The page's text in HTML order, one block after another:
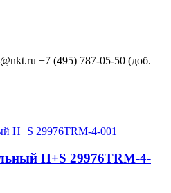
+7 (495) 787-05-50 (доб.
H+S 29976TRM-4-